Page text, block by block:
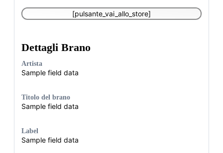
[pulsante_vai_allo_store]
Dettagli Brano
Artista
Sample field data
Titolo del brano
Sample field data
Label
Sample field data